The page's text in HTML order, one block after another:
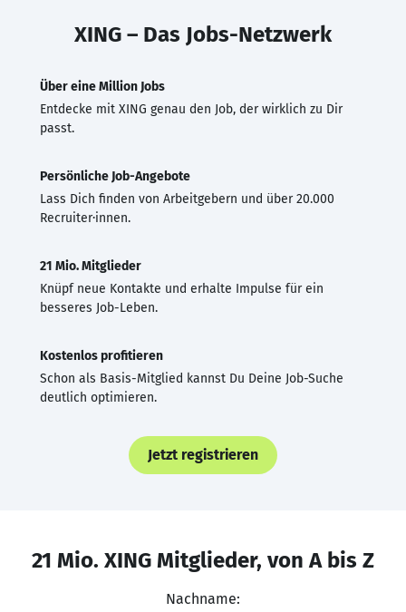
XING – Das Jobs-Netzwerk
Über eine Million Jobs
Entdecke mit XING genau den Job, der wirklich zu Dir
passt.
Persönliche Job-Angebote
Lass Dich finden von Arbeitgebern und über 20.000
Recruiter·innen.
21 Mio. Mitglieder
Knüpf neue Kontakte und erhalte Impulse für ein
besseres Job-Leben.
Kostenlos profitieren
Schon als Basis-Mitglied kannst Du Deine Job-Suche
deutlich optimieren.
Jetzt registrieren
21 Mio. XING Mitglieder, von A bis Z
Nachname: